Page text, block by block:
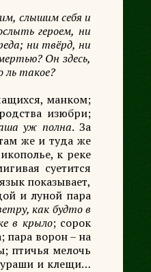
слышим себя и
героем, ни
ни твёрд, ни
Он здесь,
ль такое?
манком;
изюбри;
уж полна. За
же и туда же
к реке
суетится
показывает,
и луной пара
как будто в
в крыло; сорок
пара ворон – на
птичья мелочь
и клещи…